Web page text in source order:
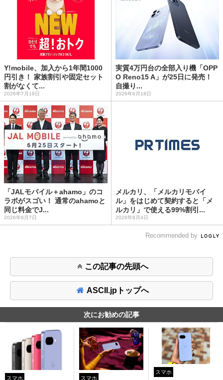
Y!mobile、加入から1年間1000
円引き！ 家族割引や固定セット
割がなくて...
2026年7月19日
実質4万円台の全部入り機「OPP
O Reno15 A」が25日に発売！
自撮り...
2026年6月18日
「JALモバイル＋ahamo」のコ
ラボがスゴい！ 通常のahamoと
同じ料金でJ...
2026年6月7日
メルカリ、「メルカリモバイ
ル」をはじめて契約すると「メ
ルカリ」で使える99%割引...
2026年8月4日
Recommended by
この記事の先頭へ
ASCII.jpトップへ
次にお勧めの記事
スマホ スマホ
スマホ